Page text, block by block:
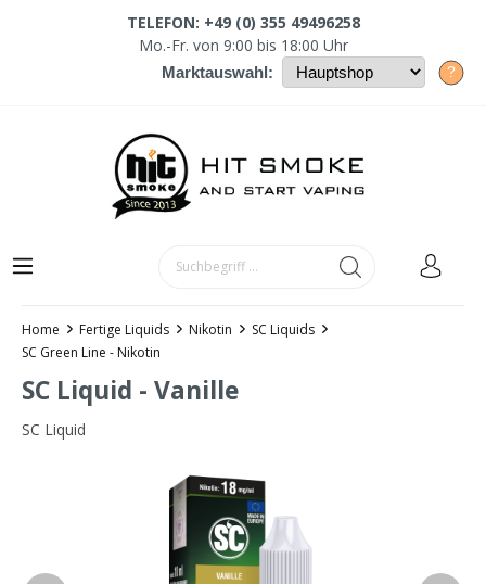
TELEFON: +49 (0) 355 49496258
Mo.-Fr. von 9:00 bis 18:00 Uhr
Marktauswahl: ?
Home Fertige Liquids Nikotin
SC Liquids
SC Green Line - Nikotin
SC Liquid - Vanille
SC Liquid